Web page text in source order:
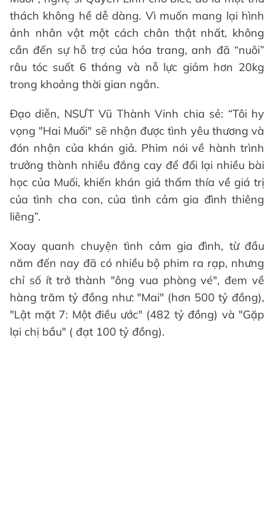
thách không hề dễ dàng. Vì muốn mang lại hình
ảnh nhân vật một cách chân thật nhất, không
cần đến sự hỗ trợ của hóa trang, anh đã “nuôi”
râu tóc suốt 6 tháng và nỗ lực giảm hơn 20kg
trong khoảng thời gian ngắn.
Đạo diễn, NSƯT Vũ Thành Vinh chia sẻ: “Tôi hy
vọng "Hai Muối" sẽ nhận được tình yêu thương và
đón nhận của khán giả. Phim nói về hành trình
trưởng thành nhiều đắng cay để đổi lại nhiều bài
học của Muối, khiến khán giả thấm thía về giá trị
của tình cha con, của tình cảm gia đình thiêng
liêng”.
Xoay quanh chuyện tình cảm gia đình, từ đầu
năm đến nay đã có nhiều bộ phim ra rạp, nhưng
chỉ số ít trở thành "ông vua phòng vé", đem về
hàng trăm tỷ đồng như: "Mai" (hơn 500 tỷ đồng),
"Lật mặt 7: Một điều ước" (482 tỷ đồng) và "Gặp
lại chị bầu" ( đạt 100 tỷ đồng).